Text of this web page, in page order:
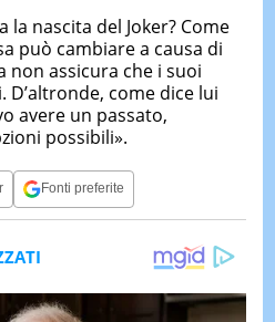
la nascita del Joker? Come
può cambiare a causa di
non assicura che i suoi
come dice lui
avere un passato,
possibili».
Fonti preferite